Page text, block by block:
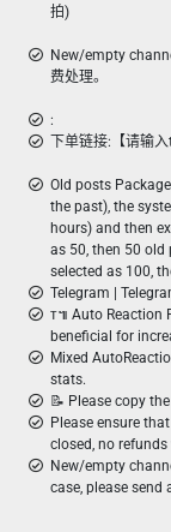
拍)
New/empty
费处理。
:
下单链接:【请输
Old posts
the past), the
hours) and then
as 50, then 50 old
selected as 100,
Telegram |
ᴛ៕ Auto Reaction
beneficial for
Mixed
stats.
📝 Please copy
Please ensure
closed, no
New/empty
case, please